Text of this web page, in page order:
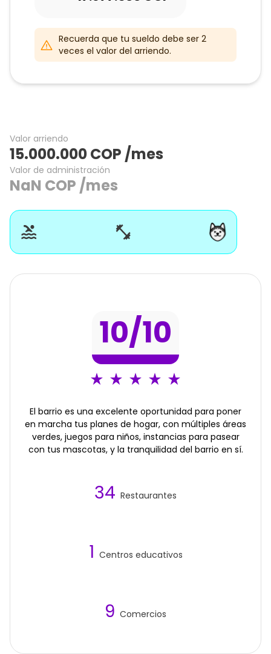
Recuerda que tu sueldo debe ser 2
veces el valor del arriendo.
Valor arriendo
15.000.000COP /mes
Valor de administración
NaN COP /mes
10/10
El barrio es una excelente oportunidad para poner
en marcha tus planes de hogar, con múltiples áreas
verdes, juegos para niños, instancias para pasear
con tus mascotas, y la tranquilidad del barrio en sí.
34 Restaurantes
1 Centros educativos
9 Comercios